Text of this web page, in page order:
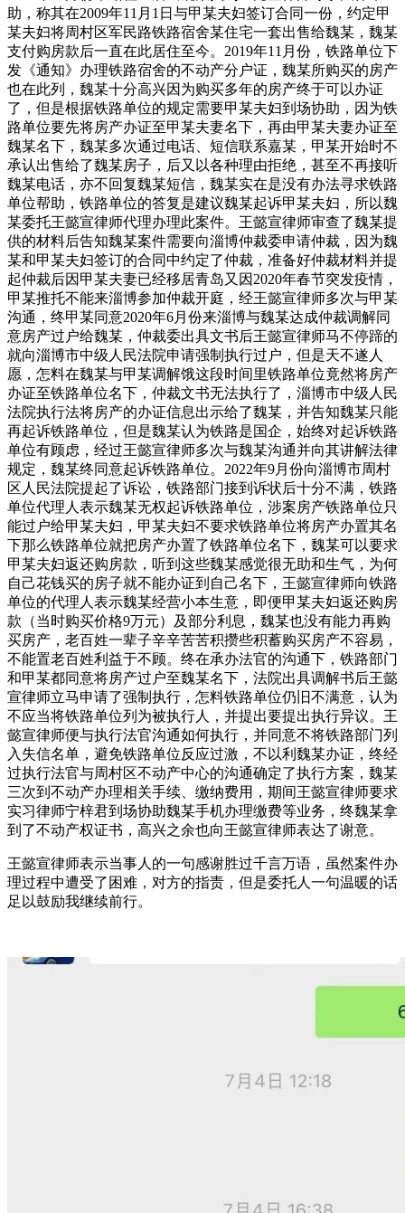
助，称其在2009年11月1日与甲某夫妇签订合同一份，约定甲
某夫妇将周村区军民路铁路宿舍某住宅一套出售给魏某，魏某
支付购房款后一直在此居住至今。2019年11月份，铁路单位下
发《通知》办理铁路宿舍的不动产分户证，魏某所购买的房产
也在此列，魏某十分高兴因为购买多年的房产终于可以办证
了，但是根据铁路单位的规定需要甲某夫妇到场协助，因为铁
路单位要先将房产办证至甲某夫妻名下，再由甲某夫妻办证至
魏某名下，魏某多次通过电话、短信联系嘉某，甲某开始时不
承认出售给了魏某房子，后又以各种理由拒绝，甚至不再接听
魏某电话，亦不回复魏某短信，魏某实在是没有办法寻求铁路
单位帮助，铁路单位的答复是建议魏某起诉甲某夫妇，所以魏
某委托王懿宣律师代理办理此案件。王懿宣律师审查了魏某提
供的材料后告知魏某案件需要向淄博仲裁委申请仲裁，因为魏
某和甲某夫妇签订的合同中约定了仲裁，准备好仲裁材料并提
起仲裁后因甲某夫妻已经移居青岛又因2020年春节突发疫情，
甲某推托不能来淄博参加仲裁开庭，经王懿宣律师多次与甲某
沟通，终甲某同意2020年6月份来淄博与魏某达成仲裁调解同
意房产过户给魏某，仲裁委出具文书后王懿宣律师马不停蹄的
就向淄博市中级人民法院申请强制执行过户，但是天不遂人
愿，怎料在魏某与甲某调解饿这段时间里铁路单位竟然将房产
办证至铁路单位名下，仲裁文书无法执行了，淄博市中级人民
法院执行法将房产的办证信息出示给了魏某，并告知魏某只能
再起诉铁路单位，但是魏某认为铁路是国企，始终对起诉铁路
单位有顾虑，经过王懿宣律师多次与魏某沟通并向其讲解法律
规定，魏某终同意起诉铁路单位。2022年9月份向淄博市周村
区人民法院提起了诉讼，铁路部门接到诉状后十分不满，铁路
单位代理人表示魏某无权起诉铁路单位，涉案房产铁路单位只
能过户给甲某夫妇，甲某夫妇不要求铁路单位将房产办置其名
下那么铁路单位就把房产办置了铁路单位名下，魏某可以要求
甲某夫妇返还购房款，听到这些魏某感觉很无助和生气，为何
自己花钱买的房子就不能办证到自己名下，王懿宣律师向铁路
单位的代理人表示魏某经营小本生意，即便甲某夫妇返还购房
款（当时购买价格9万元）及部分利息，魏某也没有能力再购
买房产，老百姓一辈子辛辛苦苦积攒些积蓄购买房产不容易，
不能置老百姓利益于不顾。终在承办法官的沟通下，铁路部门
和甲某都同意将房产过户至魏某名下，法院出具调解书后王懿
宣律师立马申请了强制执行，怎料铁路单位仍旧不满意，认为
不应当将铁路单位列为被执行人，并提出要提出执行异议。王
懿宣律师便与执行法官沟通如何执行，并同意不将铁路部门列
入失信名单，避免铁路单位反应过激，不以利魏某办证，终经
过执行法官与周村区不动产中心的沟通确定了执行方案，魏某
三次到不动产办理相关手续、缴纳费用，期间王懿宣律师要求
实习律师宁梓君到场协助魏某手机办理缴费等业务，终魏某拿
到了不动产权证书，高兴之余也向王懿宣律师表达了谢意。
王懿宣律师表示当事人的一句感谢胜过千言万语，虽然案件办
理过程中遭受了困难，对方的指责，但是委托人一句温暖的话
足以鼓励我继续前行。